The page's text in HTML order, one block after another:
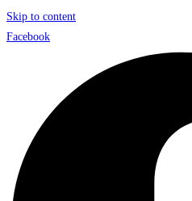
Skip to content
Facebook